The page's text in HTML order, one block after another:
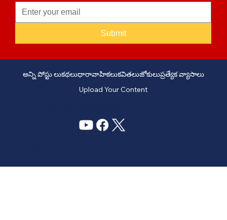
Submit
అన్ని పోస్టు లుకథలుధారావాహికలుకవితలుజోకులుప్రత్యేక వ్యాసాలు
Upload Your Content